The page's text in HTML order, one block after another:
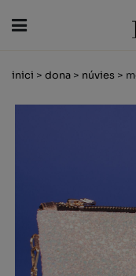
DONA
NOVETATS
VAL REGAL
BOTIGUES
inici > dona > núvies >